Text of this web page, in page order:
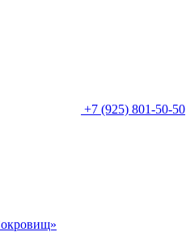
+7 (925) 801-50-50